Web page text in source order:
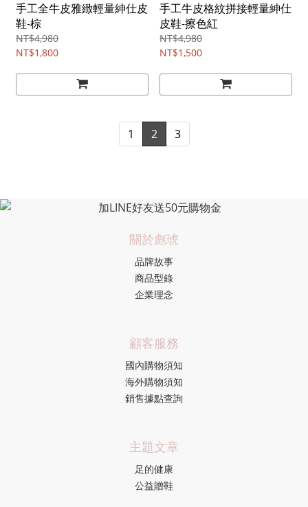
手工全牛皮雅緻輕量紳仕皮
鞋-棕
NT$4,980
NT$1,800
手工牛皮格紋拼接輕量紳仕
皮鞋-擦色紅
NT$4,980
NT$1,500
1 2 3
關於彪琥
品牌故事
商品型錄
企業理念
顧客服務
國內購物須知
海外購物須知
銷售據點查詢
主題文章
足的健康
公益贈鞋